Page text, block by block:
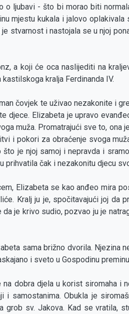
o ljubavi - što bi morao biti
mjestu kukala i jalovo oplakivala
stvarnost i nastojala se u njoj
a koji će oca naslijediti na
kralja Ferdinanda IV.
čovjek te uživao nezakonite i
djece. Elizabeta je upravo
muža. Promatrajući sve to, ona
i pokori za obraćenje svoga
je njoj samoj i nepravda i
čak i nezakonitu djecu
Elizabeta se kao anđeo mira
Kralj ju je, spočitavajući joj da
je krivo sudio, pozvao ju je
sama brižno dvorila. Njezina
i sveto u Gospodinu
dobra djela u korist siromaha i
samostanima. Obukla je
grob sv. Jakova. Kad se vratila,